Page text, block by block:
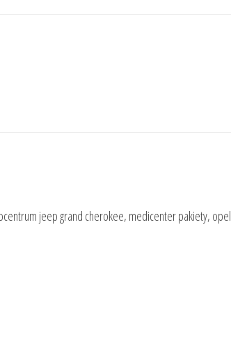
jeep grand cherokee, medicenter pakiety, opel